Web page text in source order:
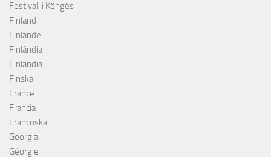
Festivali i Këngës
Finland
Finlande
Finlândia
Finlandia
Finska
France
Francia
Francuska
Georgia
Géorgie